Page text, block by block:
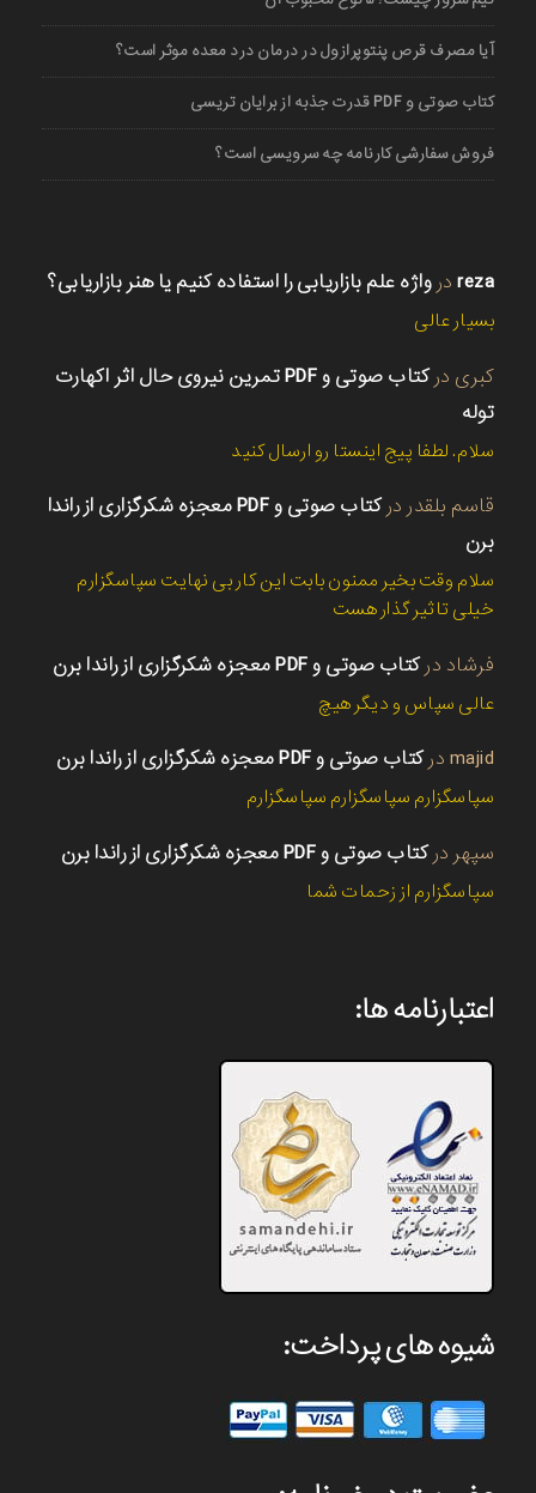
آیا مصرف قرص پنتوپرازول در درمان درد معده موثر است؟
کتاب صوتی و PDF قدرت جذبه از برایان تریسی
فروش سفارشی کارنامه چه سرویسی است؟
reza در واژه علم بازاریابی را استفاده کنیم یا هنر بازاریابی؟
بسیار عالی
کبری در
کتاب صوتی و PDF تمرین نیروی حال اثر اکهارت
توله
سلام. لطفا پیج اینستا رو ارسال کنید
قاسم بلقدر در
کتاب صوتی و PDF معجزه شکرگزاری از راندا
برن
سلام وقت بخیر ممنون بابت این کار بی نهایت سپاسگزارم
خیلی تاثیر گذار هست
فرشاد درکتاب صوتی و PDF معجزه شکرگزاری از راندا برن
عالی سپاس و دیگر هیچ
majid درکتاب صوتی و PDF معجزه شکرگزاری از راندا برن
سپاسگزارم سپاسگزارم سپاسگزارم
سپهر درکتاب صوتی و PDF معجزه شکرگزاری از راندا برن
سپاسگزارم از زحمات شما
اعتبارنامه ها:
شیوه های پرداخت: